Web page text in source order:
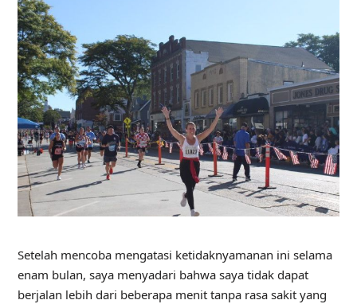
Setelah mencoba mengatasi ketidaknyamanan ini selama
enam bulan, saya menyadari bahwa saya tidak dapat
berjalan lebih dari beberapa menit tanpa rasa sakit yang